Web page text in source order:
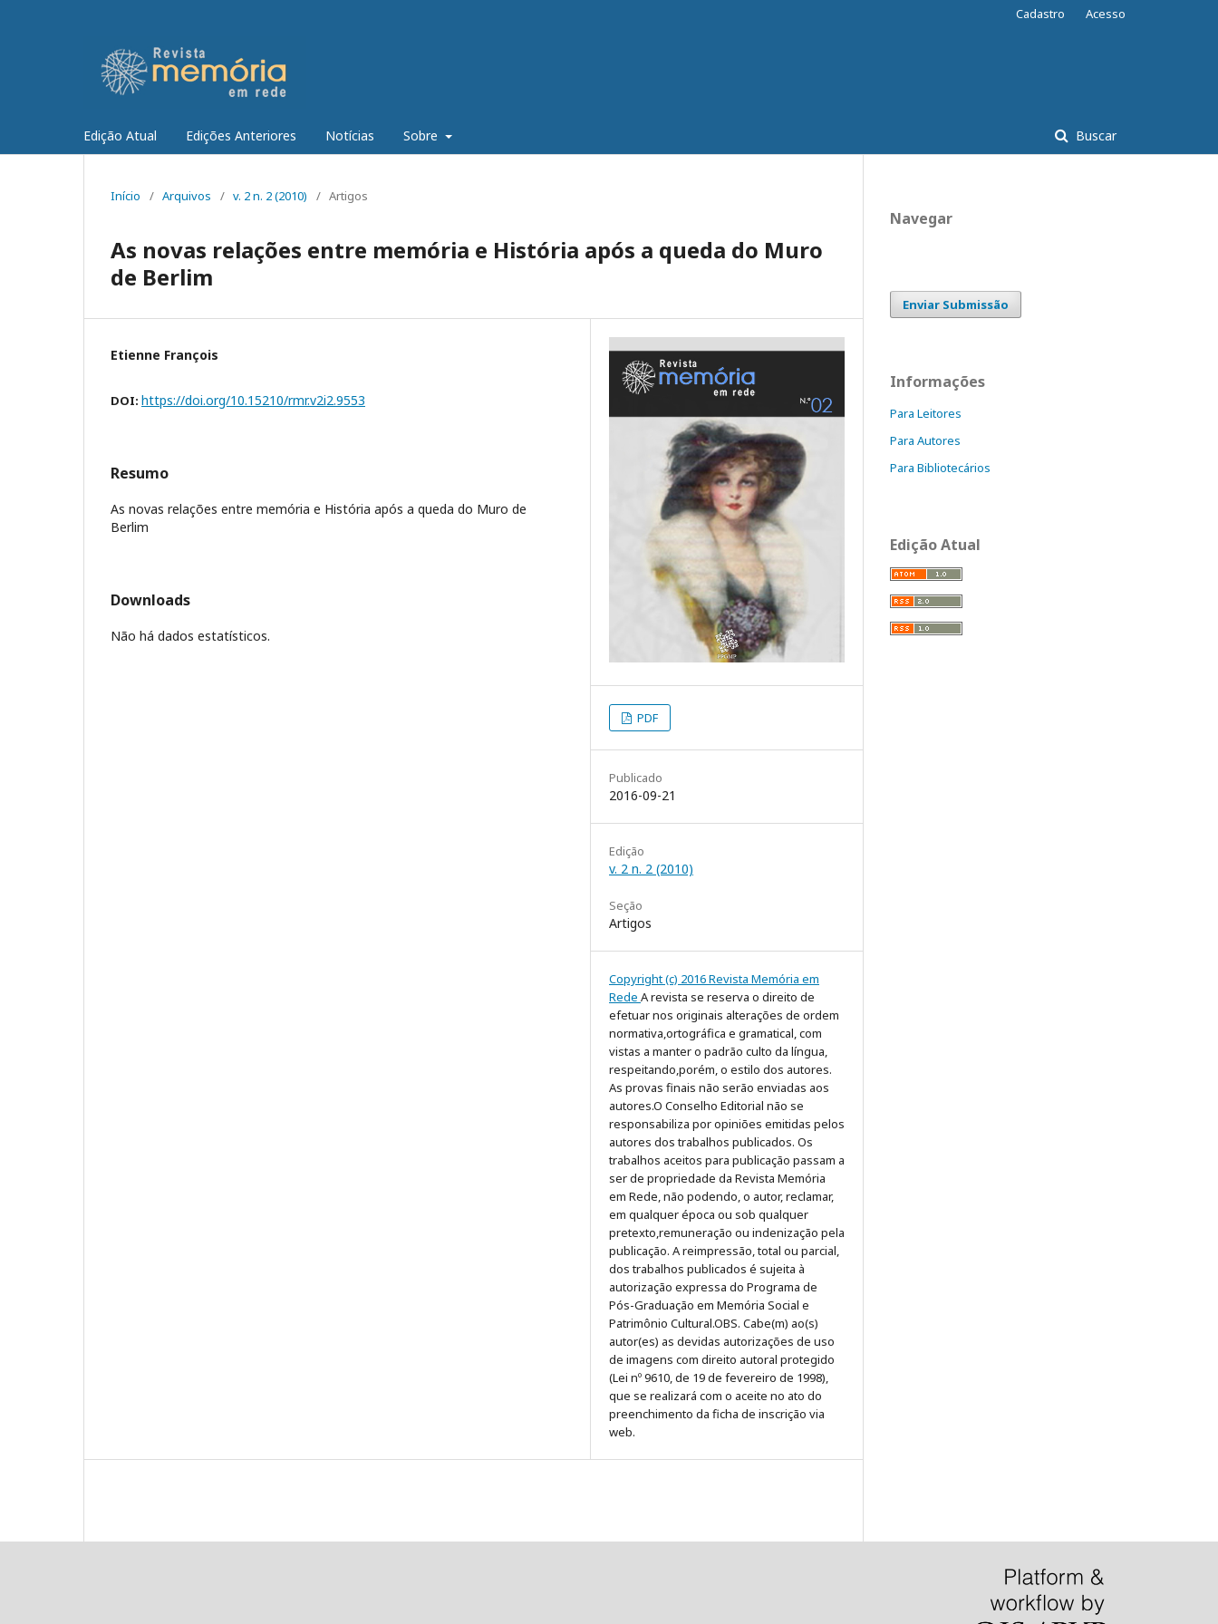
Edição Atual Edições Anteriores Notícias Sobre Buscar
Cadastro Acesso
Início / Arquivos / v. 2 n. 2 (2010) / Artigos
As novas relações entre memória e História após a queda do Muro
de Berlim
Etienne François
DOI: https://doi.org/10.15210/rmr.v2i2.9553
Resumo
As novas relações entre memória e História após a queda do Muro de
Berlim
Downloads
Não há dados estatísticos.
PDF
Publicado
2016-09-21
Edição
v. 2 n. 2 (2010)
Seção
Artigos
Copyright (c) 2016 Revista Memória em
Rede A revista se reserva o direito de
efetuar nos originais alterações de ordem
normativa,ortográfica e gramatical, com
vistas a manter o padrão culto da língua,
respeitando,porém, o estilo dos autores.
As provas finais não serão enviadas aos
autores.O Conselho Editorial não se
responsabiliza por opiniões emitidas pelos
autores dos trabalhos publicados. Os
trabalhos aceitos para publicação passam a
ser de propriedade da Revista Memória
em Rede, não podendo, o autor, reclamar,
em qualquer época ou sob qualquer
pretexto,remuneração ou indenização pela
publicação. A reimpressão, total ou parcial,
dos trabalhos publicados é sujeita à
autorização expressa do Programa de
Pós-Graduação em Memória Social e
Patrimônio Cultural.OBS. Cabe(m) ao(s)
autor(es) as devidas autorizações de uso
de imagens com direito autoral protegido
(Lei nº 9610, de 19 de fevereiro de 1998),
que se realizará com o aceite no ato do
preenchimento da ficha de inscrição via
web.
Navegar
Enviar Submissão
Informações
Para Leitores
Para Autores
Para Bibliotecários
Edição Atual